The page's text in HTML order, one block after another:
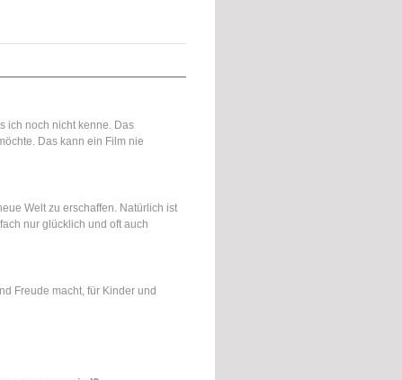
ich noch nicht kenne. Das
Das kann ein Film nie
Welt zu erschaffen. Natürlich ist
nur glücklich und oft auch
Freude macht, für Kinder und